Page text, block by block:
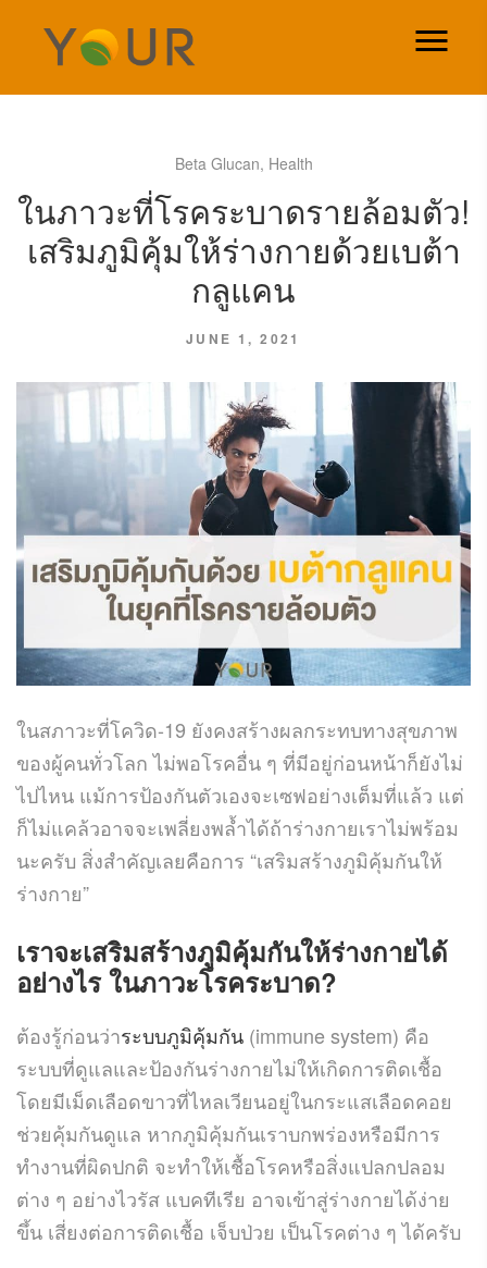
Beta Glucan, Health
ในภาวะที่โรคระบาดรายล้อมตัว!
เสริมภูมิคุ้มให้ร่างกายด้วยเบต้า
กลูแคน
JUNE 1, 2021
ในสภาวะที่โควิด-19 ยังคงสร้างผลกระทบทางสุขภาพ
ของผู้คนทั่วโลก ไม่พอโรคอื่น ๆ ที่มีอยู่ก่อนหน้าก็ยังไม่
ไปไหน แม้การป้องกันตัวเองจะเซฟอย่างเต็มที่แล้ว แต่
ก็ไม่แคล้วอาจจะเพลี่ยงพล้ำได้ถ้าร่างกายเราไม่พร้อม
นะครับ สิ่งสำคัญเลยคือการ “เสริมสร้างภูมิคุ้มกันให้
ร่างกาย”
เราจะเสริมสร้างภูมิคุ้มกันให้ร่างกายได้
อย่างไร ในภาวะโรคระบาด?
ต้องรู้ก่อนว่าระบบภูมิคุ้มกัน (immune system) คือ
ระบบที่ดูแลและป้องกันร่างกายไม่ให้เกิดการติดเชื้อ
โดยมีเม็ดเลือดขาวที่ไหลเวียนอยู่ในกระแสเลือดคอย
ช่วยคุ้มกันดูแล หากภูมิคุ้มกันเราบกพร่องหรือมีการ
ทำงานที่ผิดปกติ จะทำให้เชื้อโรคหรือสิ่งแปลกปลอม
ต่าง ๆ อย่างไวรัส แบคทีเรีย อาจเข้าสู่ร่างกายได้ง่าย
ขึ้น เสี่ยงต่อการติดเชื้อ เจ็บป่วย เป็นโรคต่าง ๆ ได้ครับ